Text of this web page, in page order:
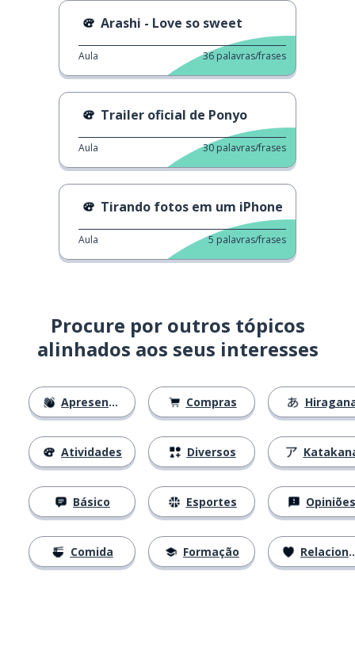
Arashi - Love so sweet
Aula 36 palavras/frases
Trailer oficial de Ponyo
Aula 30 palavras/frases
Tirando fotos em um iPhone
Aula 5 palavras/frases
Procure por outros tópicos
alinhados aos seus interesses
Apresentações
Atividades
Básico
Comida
Compras
Diversos
Esportes
Formação
Opiniões
Relacionamentos